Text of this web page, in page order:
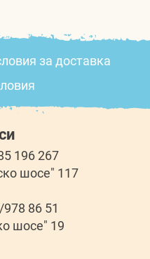
за доставка
196 267
шосе" 117
86 51
шосе" 19